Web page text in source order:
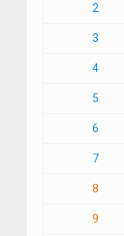
2
3
4
5
6
7
8
9